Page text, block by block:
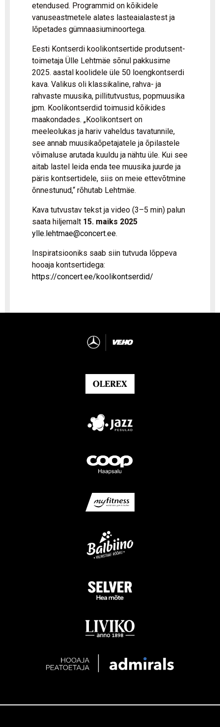
etendused. Programmid on kõikidele
vanuseastmetele alates lasteaialastest ja
lõpetades gümnaasiuminoortega.
Eesti Kontserdi koolikontsertide produtsent-
toimetaja Ülle Lehtmäe sõnul pakkusime
2025. aastal koolidele üle 50 loengkontserdi
kava. Valikus oli klassikaline, rahva- ja
rahvaste muusika, pillitutvustus, popmuusika
jpm. Koolikontserdid toimusid kõikides
maakondades. „Koolikontsert on
meeleolukas ja hariv vaheldus tavatunnile,
see annab muusikaõpetajatele ja õpilastele
võimaluse arutada kuuldu ja nähtu üle. Kui see
aitab lastel leida enda tee muusika juurde ja
päris kontsertidele, siis on meie ettevõtmine
õnnestunud,“ rõhutab Lehtmäe.
Kava tutvustav tekst ja video (3–5 min) palun
saata hiljemalt 15. maiks 2025
ylle.lehtmae@concert.ee.
Inspiratsiooniks saab siin tutvuda lõppeva
hooaja kontsertidega:
https://concert.ee/koolikontserdid/